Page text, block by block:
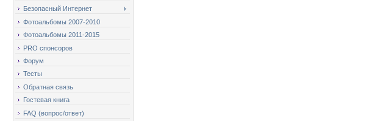
Безопасный Интернет
Фотоальбомы 2007-2010
Фотоальбомы 2011-2015
PRO спонсоров
Форум
Тесты
Обратная связь
Гостевая книга
FAQ (вопрос/ответ)